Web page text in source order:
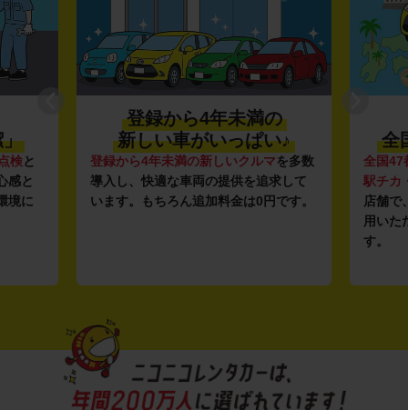
」
検と
感と
境に
登録から4年未満の
新しい車がいっぱい♪
登録から4年未満の新しいクルマを多数
導入し、快適な車両の提供を追求して
います。もちろん追加料金は0円です。
全
全国47
駅チカ
店舗で
用いた
す。